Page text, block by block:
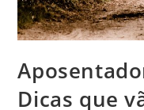
Dicas que